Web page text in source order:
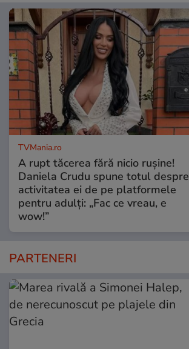
TVMania.ro
A rupt tăcerea fără nicio rușine!
Daniela Crudu spune totul despre
activitatea ei de pe platformele
pentru adulți: „Fac ce vreau, e
wow!”
PARTENERI